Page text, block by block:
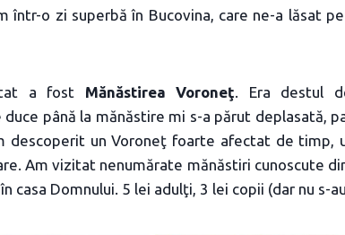
într-o zi superbă în Bucovina, care ne-a lăsat
a fost Mănăstirea Voroneţ . Era destul
duce până la mănăstire mi s-a părut deplasată,
descoperit un Voroneţ foarte afectat de timp,
Am vizitat nenumărate mănăstiri cunoscute
casa Domnului. 5 lei adulţi, 3 lei copii (dar nu s-